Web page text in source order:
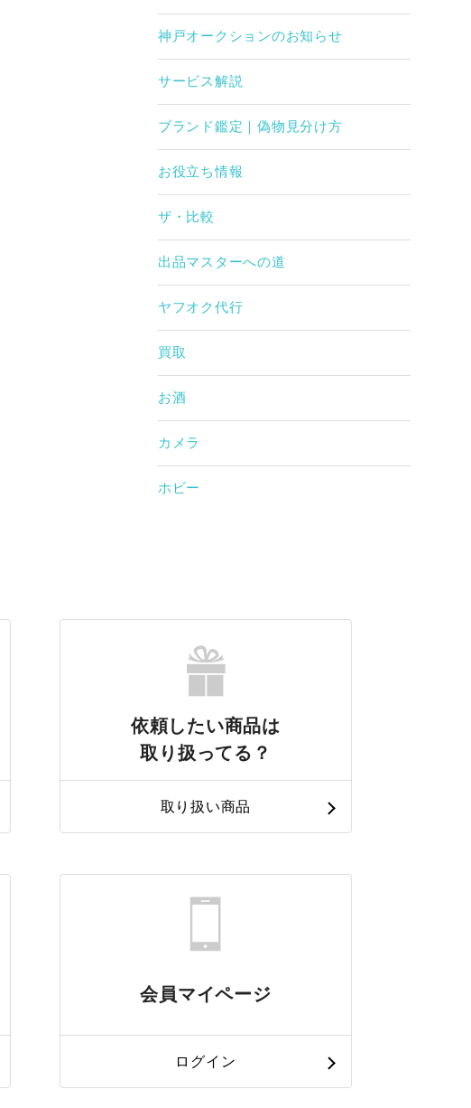
神戸オークションのお知らせ
サービス解説
ブランド鑑定｜偽物見分け方
お役立ち情報
ザ・比較
出品マスターへの道
ヤフオク代行
買取
お酒
カメラ
ホビー
依頼したい商品は
取り扱ってる？
取り扱い商品
会員マイページ
ログイン